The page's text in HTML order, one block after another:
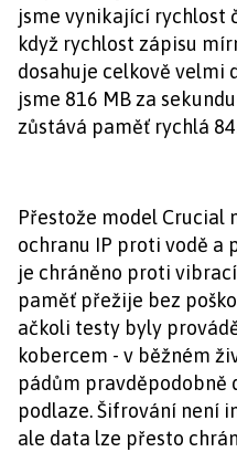
jsme vynikající rychlost
když rychlost zápisu
dosahuje celkově velmi
jsme 816 MB za
zůstává paměť rychlá
Přestože model Crucial
ochranu IP proti vodě a
je chráněno proti
paměť přežije bez
ačkoli testy byly
kobercem - v běžném
pádům pravděpodobně
podlaze. Šifrování není
ale data lze přesto